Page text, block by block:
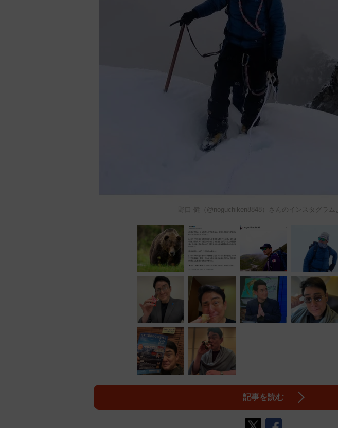
野口 健（@noguchiken8848）さんのインスタグラム
記事を読む